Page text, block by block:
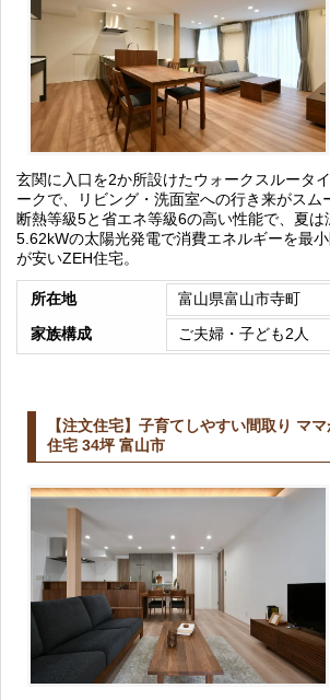
玄関に入口を2か所設けたウォークスルータ
ークで、リビング・洗面室への行き来がスム
断熱等級5と省エネ等級6の高い性能で、夏は
5.62kWの太陽光発電で消費エネルギーを最
が安いZEH住宅。
所在地
富山県富山市寺町
家族構成
ご夫婦・子ども2人
【注文住宅】子育てしやすい間取り マ
住宅 34坪 富山市